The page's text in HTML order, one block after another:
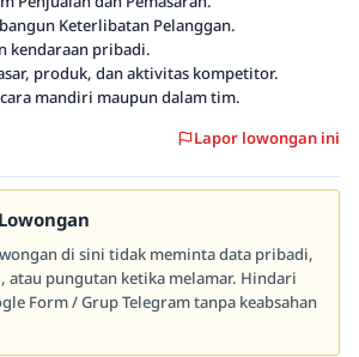
Keterlibatan Pelanggan.
kendaraan pribadi.
produk, dan aktivitas kompetitor.
mandiri maupun dalam tim.
Lapor lowongan ini
di sini tidak meminta data pribadi,
atau pungutan ketika melamar. Hindari
Form / Grup Telegram tanpa keabsahan